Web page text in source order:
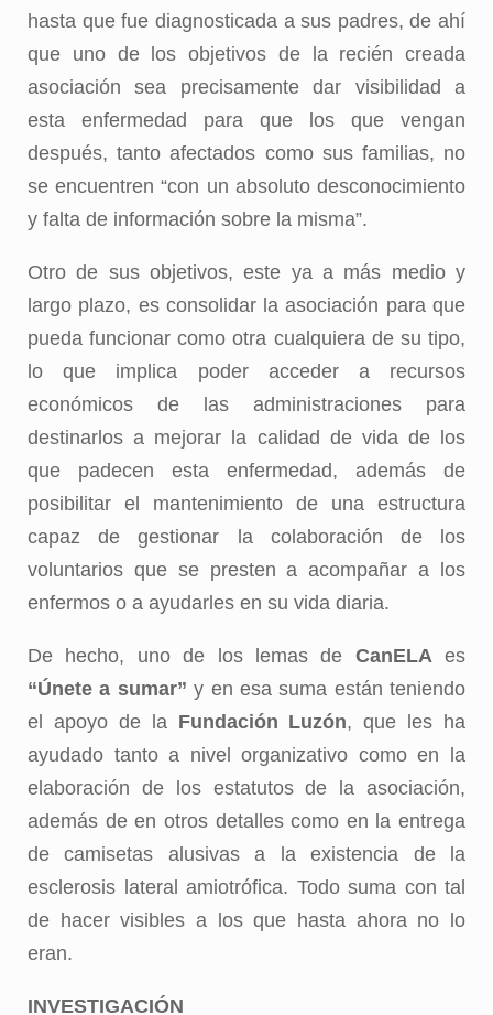
hasta que fue diagnosticada a sus padres, de ahí
que uno de los objetivos de la recién creada
asociación sea precisamente dar visibilidad a
esta enfermedad para que los que vengan
después, tanto afectados como sus familias, no
se encuentren “con un absoluto desconocimiento
y falta de información sobre la misma”.
Otro de sus objetivos, este ya a más medio y
largo plazo, es consolidar la asociación para que
pueda funcionar como otra cualquiera de su tipo,
lo que implica poder acceder a recursos
económicos de las administraciones para
destinarlos a mejorar la calidad de vida de los
que padecen esta enfermedad, además de
posibilitar el mantenimiento de una estructura
capaz de gestionar la colaboración de los
voluntarios que se presten a acompañar a los
enfermos o a ayudarles en su vida diaria.
De hecho, uno de los lemas de CanELAes
“Únete a sumar” y en esa suma están teniendo
el apoyo de laFundación Luzón, que les ha
ayudado tanto a nivel organizativo como en la
elaboración de los estatutos de la asociación,
además de en otros detalles como en la entrega
de camisetas alusivas a la existencia de la
esclerosis lateral amiotrófica. Todo suma con tal
de hacer visibles a los que hasta ahora no lo
eran.
INVESTIGACIÓN